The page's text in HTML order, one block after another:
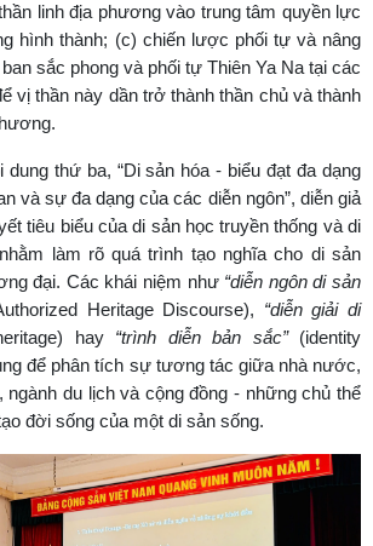
linh địa phương vào trung tâm quyền lực
hình thành; (c) chiến lược phối tự và nâng
sắc phong và phối tự Thiên Ya Na tại các
vị thần này dần trở thành thần chủ và thành
dung thứ ba, “Di sản hóa - biểu đạt đa dạng
và sự đa dạng của các diễn ngôn”, diễn giả
tiêu biểu của di sản học truyền thống và di
làm rõ quá trình tạo nghĩa cho di sản
đại. Các khái niệm như “diễn ngôn di sản
Heritage Discourse), “diễn giải di
hay “trình diễn bản sắc”(identity
để phân tích sự tương tác giữa nhà nước,
ngành du lịch và cộng đồng - những chủ thể
đời sống của một di sản sống.